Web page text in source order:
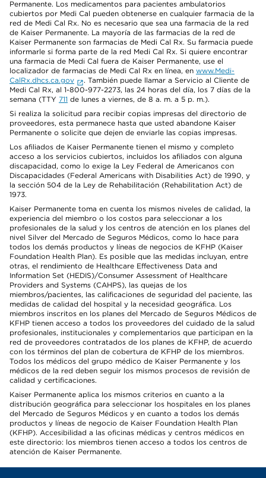
Permanente. Los medicamentos para pacientes ambulatorios
cubiertos por Medi Cal pueden obtenerse en cualquier farmacia de la
red de Medi Cal Rx. No es necesario que sea una farmacia de la red
de Kaiser Permanente. La mayoría de las farmacias de la red de
Kaiser Permanente son farmacias de Medi Cal Rx. Su farmacia puede
informarle si forma parte de la red Medi Cal Rx. Si quiere encontrar
una farmacia de Medi Cal fuera de Kaiser Permanente, use el
localizador de farmacias de Medi Cal Rx en línea, en www.Medi-
CalRx.dhcs.ca.gov
. También puede llamar a Servicio al Cliente de
Medi Cal Rx, al 1-800-977-2273, las 24 horas del día, los 7 días de la
semana (TTY 711 de lunes a viernes, de 8 a. m. a 5 p. m.).
Si realiza la solicitud para recibir copias impresas del directorio de
proveedores, esta permanece hasta que usted abandone Kaiser
Permanente o solicite que dejen de enviarle las copias impresas.
Los afiliados de Kaiser Permanente tienen el mismo y completo
acceso a los servicios cubiertos, incluidos los afiliados con alguna
discapacidad, como lo exige la Ley Federal de Americanos con
Discapacidades (Federal Americans with Disabilities Act) de 1990, y
la sección 504 de la Ley de Rehabilitación (Rehabilitation Act) de
1973.
Kaiser Permanente toma en cuenta los mismos niveles de calidad, la
experiencia del miembro o los costos para seleccionar a los
profesionales de la salud y los centros de atención en los planes del
nivel Silver del Mercado de Seguros Médicos, como lo hace para
todos los demás productos y líneas de negocios de KFHP (Kaiser
Foundation Health Plan). Es posible que las medidas incluyan, entre
otras, el rendimiento de Healthcare Effectiveness Data and
Information Set (HEDIS)/Consumer Assessment of Healthcare
Providers and Systems (CAHPS), las quejas de los
miembros/pacientes, las calificaciones de seguridad del paciente, las
medidas de calidad del hospital y la necesidad geográfica. Los
miembros inscritos en los planes del Mercado de Seguros Médicos de
KFHP tienen acceso a todos los proveedores del cuidado de la salud
profesionales, institucionales y complementarios que participan en la
red de proveedores contratados de los planes de KFHP, de acuerdo
con los términos del plan de cobertura de KFHP de los miembros.
Todos los médicos del grupo médico de Kaiser Permanente y los
médicos de la red deben seguir los mismos procesos de revisión de
calidad y certificaciones.
Kaiser Permanente aplica los mismos criterios en cuanto a la
distribución geográfica para seleccionar los hospitales en los planes
del Mercado de Seguros Médicos y en cuanto a todos los demás
productos y líneas de negocio de Kaiser Foundation Health Plan
(KFHP). Accesibilidad a las oficinas médicas y centros médicos en
este directorio: los miembros tienen acceso a todos los centros de
atención de Kaiser Permanente.